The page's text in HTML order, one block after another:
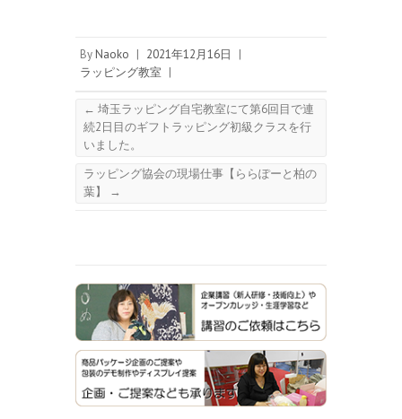
By Naoko | 2021年12月16日
|
ラッピング教室 |
← 埼玉ラッピング自宅教室にて第6回目で連
続2日目のギフトラッピング初級クラスを行
いました。
ラッピング協会の現場仕事【ららぽーと柏の
葉】
→